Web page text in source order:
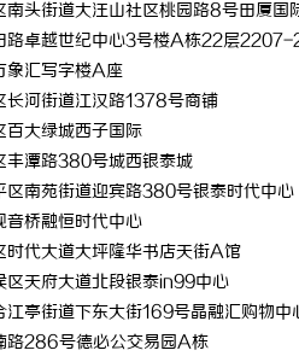
头街道大汪山社区桃园路8号田厦国
路卓越世纪中心3号楼A栋22层
象汇写字楼A座
河街道江汉路1378号商铺
大绿城西子国际
丰潭路380号城西银泰城
南苑街道迎宾路380号银泰时代中心
桥融恒时代中心
代大道大坪隆华书店天街A馆
天府大道北段银泰in99中心
亭街道下东大街169号晶融汇购物中
路286号德必公交易园A栋